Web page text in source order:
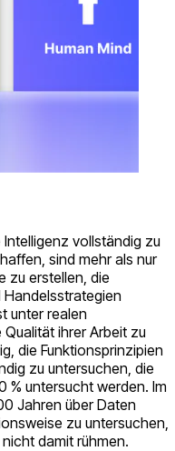
vollständig zu
sind mehr als nur
zu erstellen, die
unter realen
ihrer Arbeit zu
die Funktionsprinzipien
zu untersuchen, die
% untersucht werden. Im
Jahren über Daten
zu untersuchen,
damit rühmen.